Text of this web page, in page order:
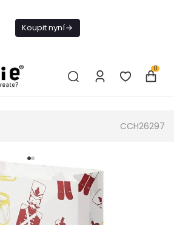
Koupit nyní
0
CCH26297